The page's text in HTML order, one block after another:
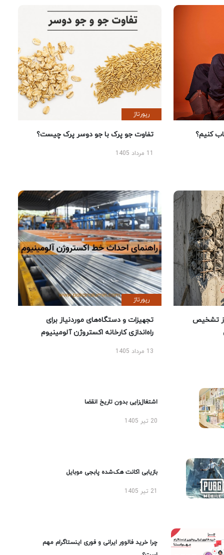
کنیم؟
رپورتاژ
تفاوت جو پرک با جو دوسر پرک چیست؟
تشخیص
رپورتاژ
تجهیزات و دستگاه‌های موردنیاز برای
راه‌اندازی کارخانه اکستروژن آلومینیوم
13 مرداد 1405
اشتغال‌زایی بدون تاریخ انقضا
20 تیر 1405
بازیابی اکانت هک‌شده پابجی موبایل
چرا خرید فالوور ایرانی و فوری اینستاگرام مهم